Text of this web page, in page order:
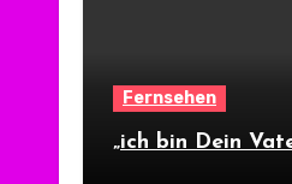
Fernsehen
„ich bin Dein